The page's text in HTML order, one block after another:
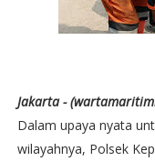
Jakarta -
Dalam upaya nyata
wilayahnya, Polsek